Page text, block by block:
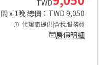
TWD
間 x 1晚 總價：TWD 9,050
代理商提供|含稅服務費
房價明細